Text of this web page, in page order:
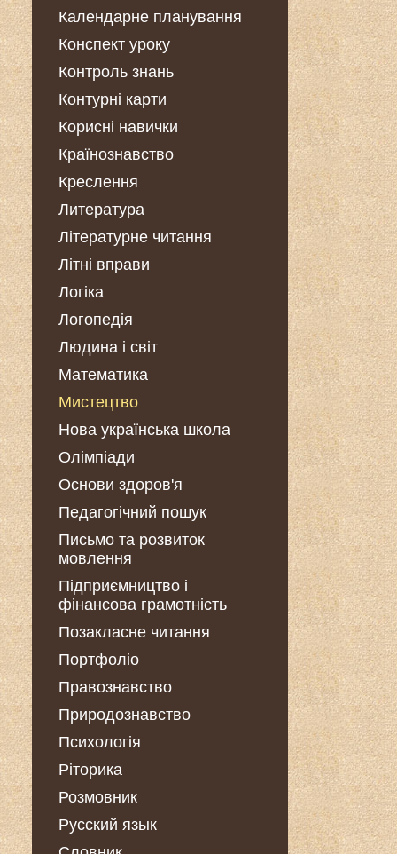
Календарне планування
Конспект уроку
Контроль знань
Контурні карти
Корисні навички
Країнознавство
Креслення
Литература
Літературне читання
Літні вправи
Логіка
Логопедія
Людина і світ
Математика
Мистецтво
Нова українська школа
Олімпіади
Основи здоров'я
Педагогічний пошук
Письмо та розвиток
мовлення
Підприємництво і
фінансова грамотність
Позакласне читання
Портфоліо
Правознавство
Природознавство
Психологія
Ріторика
Розмовник
Русский язык